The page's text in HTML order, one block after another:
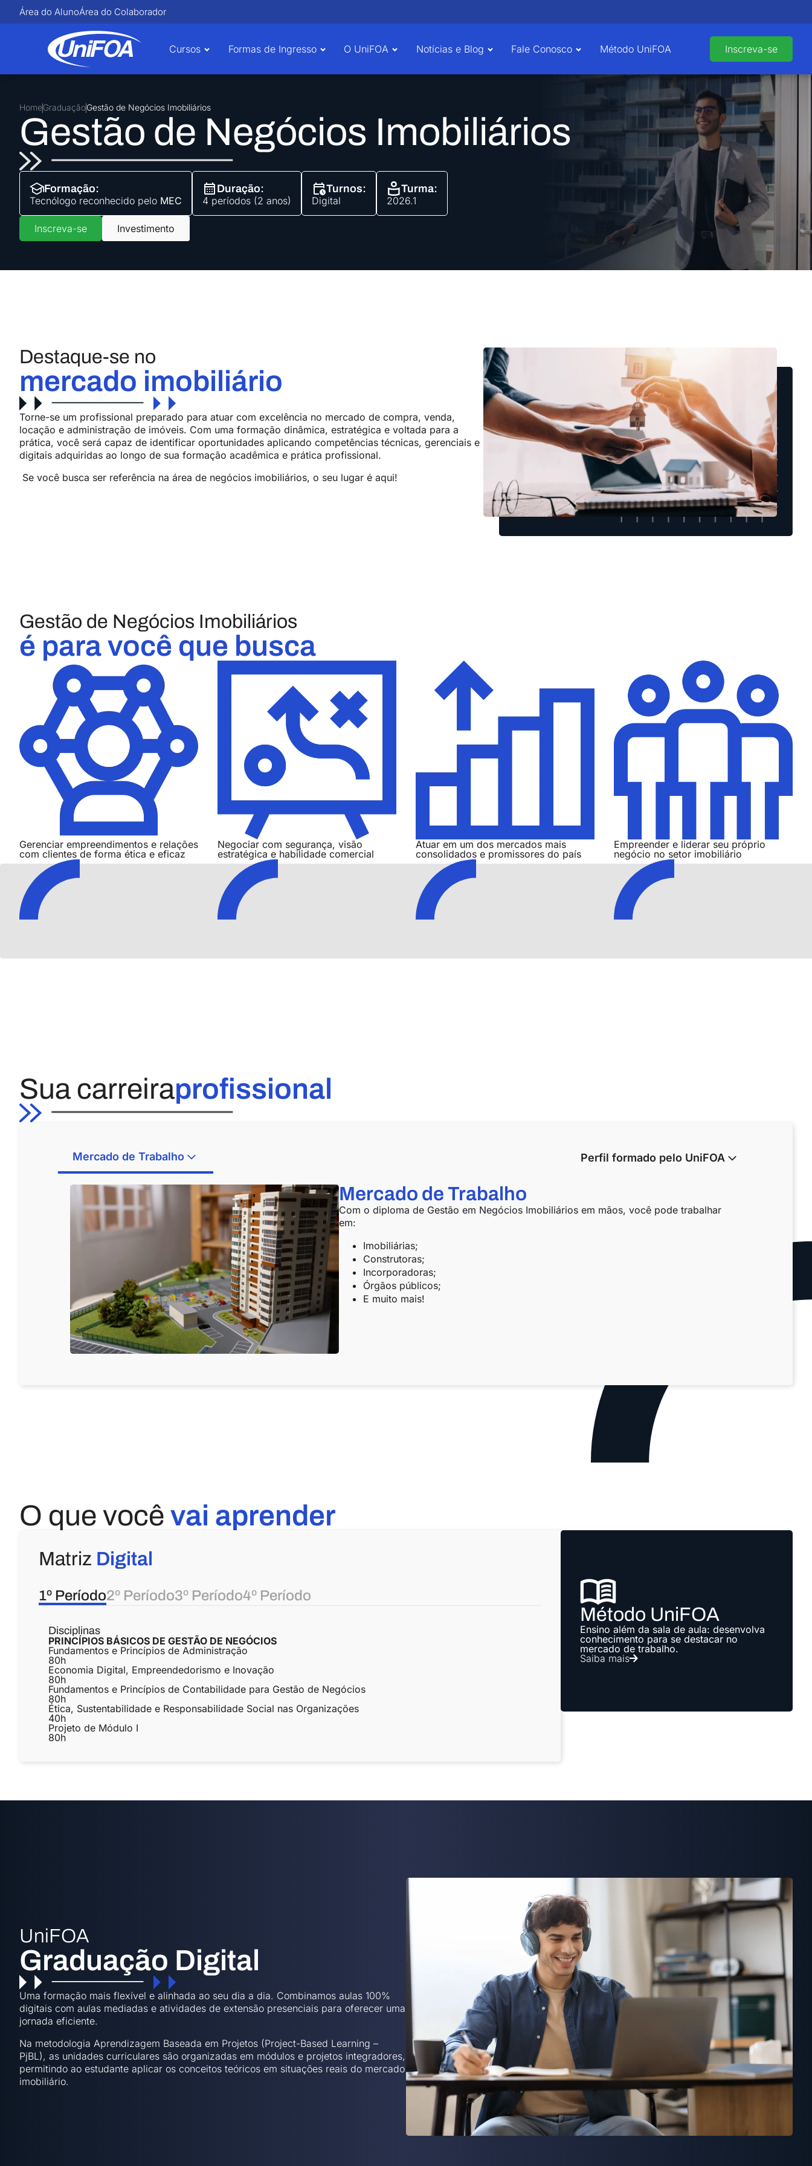
Área do AlunoÁrea do Colaborador
Cursos Formas de Ingresso O UniFOA Notícias e Blog Fale Conosco Método UniFOA Inscreva-se
HomeGraduaçãoGestão de Negócios Imobiliários
Gestão de Negócios Imobiliários
Formação:
Tecnólogo reconhecido pelo MEC
Duração:
4 períodos (2 anos)
Turnos:
Digital
Turma:
2026.1
Inscreva-se Investimento
Destaque-se no
mercado imobiliário
Torne-se um profissional preparado para atuar com excelência no mercado de compra, venda,
locação e administração de imóveis. Com uma formação dinâmica, estratégica e voltada para a
prática, você será capaz de identificar oportunidades aplicando competências técnicas, gerenciais e
digitais adquiridas ao longo de sua formação acadêmica e prática profissional.
Se você busca ser referência na área de negócios imobiliários, o seu lugar é aqui!
Gestão de Negócios Imobiliários
é para você que busca
Gerenciar empreendimentos e relações
com clientes de forma ética e eficaz
Negociar com segurança, visão
estratégica e habilidade comercial
Atuar em um dos mercados mais
consolidados e promissores do país
Empreender e liderar seu próprio
negócio no setor imobiliário
Sua carreiraprofissional
Mercado de Trabalho Perfil formado pelo UniFOA
Mercado de Trabalho
Com o diploma de Gestão em Negócios Imobiliários em mãos, você pode trabalhar
em:
Imobiliárias;
Construtoras;
Incorporadoras;
Órgãos públicos;
E muito mais!
O que você vai aprender
Matriz Digital
1º Período2º Período3º Período4º Período
Disciplinas
PRINCÍPIOS BÁSICOS DE GESTÃO DE NEGÓCIOS
Fundamentos e Princípios de Administração
80h
Economia Digital, Empreendedorismo e Inovação
80h
Fundamentos e Princípios de Contabilidade para Gestão de Negócios
80h
Ética, Sustentabilidade e Responsabilidade Social nas Organizações
40h
Projeto de Módulo I
80h
Método UniFOA
Ensino além da sala de aula: desenvolva
conhecimento para se destacar no
mercado de trabalho.
Saiba mais
UniFOA
Graduação Digital
Uma formação mais flexível e alinhada ao seu dia a dia. Combinamos aulas 100%
digitais com aulas mediadas e atividades de extensão presenciais para oferecer uma
jornada eficiente.
Na metodologia Aprendizagem Baseada em Projetos (Project-Based Learning –
PjBL), as unidades curriculares são organizadas em módulos e projetos integradores,
permitindo ao estudante aplicar os conceitos teóricos em situações reais do mercado
imobiliário.